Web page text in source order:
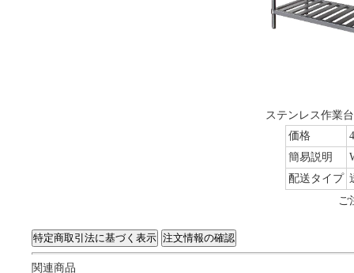
ステンレス作業
価格
簡易説明
配送タイプ
ご
関連商品